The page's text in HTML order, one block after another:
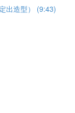
出造型） (9:43)